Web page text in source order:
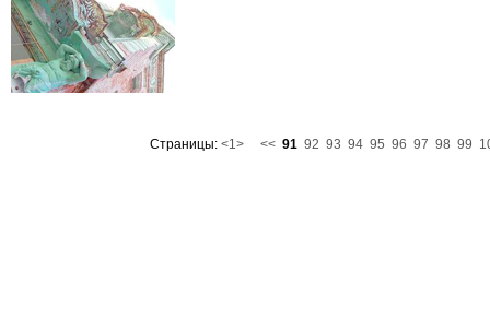
Страницы: <1> << 91 92 93 94 95 96 97 98 99